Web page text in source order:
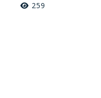
259